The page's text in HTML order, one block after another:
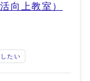
向上教室）
たい